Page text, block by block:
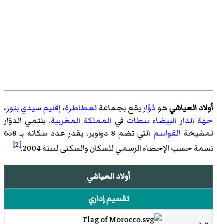
أولاد العياشيهو دُوَّاريقع بجماعة لعطاطرة،إقليم سيدي بنور،
جهة الدار البيضاء سطات في المملكة المغربية. ينتمي الدوّار
لمشيخة القواسم
التي تضم 8 دواوير. يقدر عدد سكانه بـ 658
نسمة حسب الإحصاء الرسمي للسكان والسكنى لسنة 2004.
[2]
أولاد العياشي
تقسيم إداري